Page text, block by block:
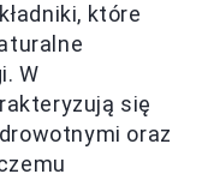
które
W
się
oraz